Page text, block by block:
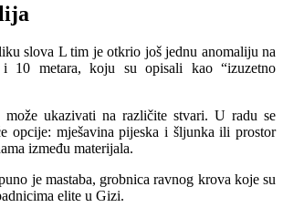
slova L tim je otkrio još jednu anomaliju na
10 metara, koju su opisali kao “izuzetno
može ukazivati na različite stvari. U radu se
opcije: mješavina pijeska i šljunka ili prostor
između materijala.
je mastaba, grobnica ravnog krova koje su
elite u Gizi.